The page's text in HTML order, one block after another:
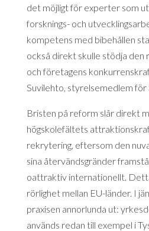
det möjligt för experter som
forsknings- och
kompetens med bibehållen
också direkt skulle stödja den
och företagens
Suvilehto, styrelsemedlem för
Bristen på reform slår direkt
högskolefältets
rekrytering, eftersom den
sina återvändsgränder
oattraktiv internationellt.
rörlighet mellan EU-länder. I
praxisen annorlunda ut:
används redan till exempel i